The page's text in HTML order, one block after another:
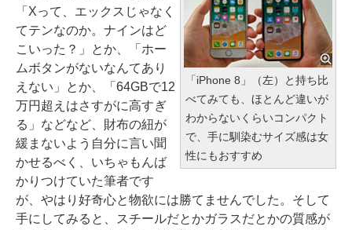
「iPhone 8」（左）と持ち比
べてみても、ほとんど違いが
わからないくらいコンパクト
で、手に馴染むサイズ感は女
性にもおすすめ
「Xって、エックスじゃなく
てテンなのか。ナインはど
こいった？」とか、「ホー
ムボタンがないなんてあり
えない」とか、「64GBで12
万円超えはさすがに高すぎ
る」などなど、財布の紐が
緩まないよう自分に言い聞
かせるべく、いちゃもんば
かりつけていた筆者です
が、やはり好奇心と物欲には勝てませんでした。そして
手にしてみると、スチールだとかガラスだとかの質感が